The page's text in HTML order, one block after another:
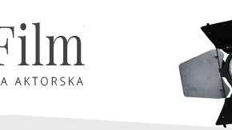
Edwin Film Agencja Aktorska